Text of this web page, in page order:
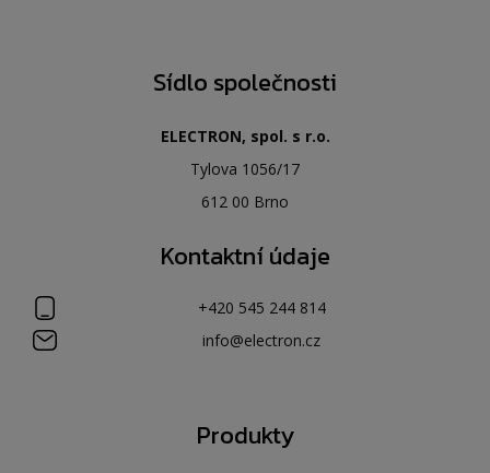
Sídlo společnosti
ELECTRON, spol. s r.o.
Tylova 1056/17
612 00 Brno
Kontaktní údaje
+420 545 244 814
info@electron.cz
Produkty